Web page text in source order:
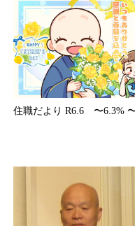
住職だより R6.6 〜6.3%